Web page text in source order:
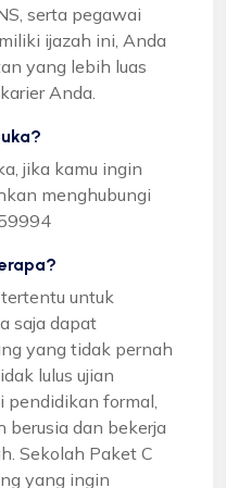
serta pegawai
ijazah ini, Anda
yang lebih luas
Anda.
jika kamu ingin
menghubungi
untuk
saja dapat
yang tidak pernah
lulus ujian
formal,
berusia dan bekerja
Sekolah Paket C
yang ingin